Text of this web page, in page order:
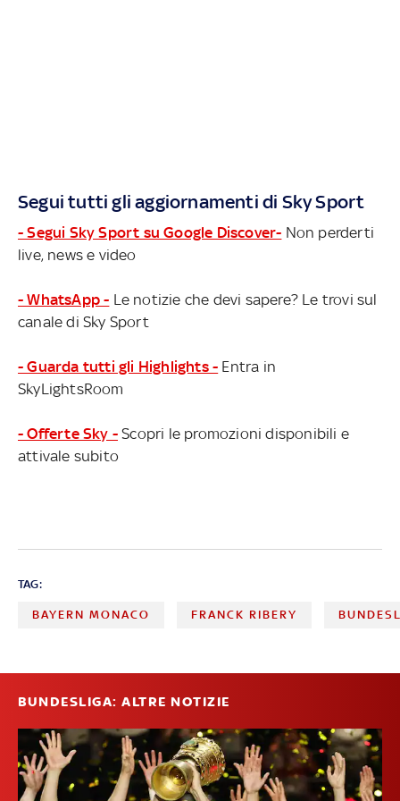
Segui tutti gli aggiornamenti di Sky Sport
- Segui Sky Sport su Google Discover- Non perderti
live, news e video
- WhatsApp - Le notizie che devi sapere? Le trovi sul
canale di Sky Sport
- Guarda tutti gli Highlights - Entra in
SkyLightsRoom
- Offerte Sky - Scopri le promozioni disponibili e
attivale subito
TAG:
BAYERN MONACO FRANCK RIBERY
BUNDESLIGA: ALTRE NOTIZIE